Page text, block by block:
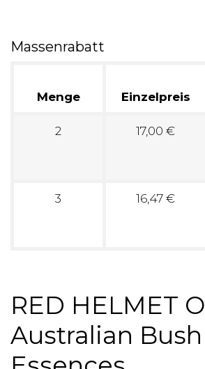
Massenrabatt
Menge Einzelpreis
2 17,00 €
3 16,47 €
RED HELMET
Australian